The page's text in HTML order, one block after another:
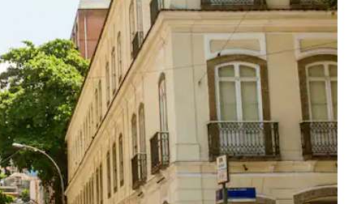
klawiszy strzałek w górę i w dół lub przeglądać je za pomocą